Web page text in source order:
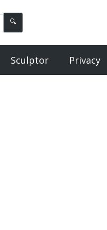
🔍
Sculptor Privacy